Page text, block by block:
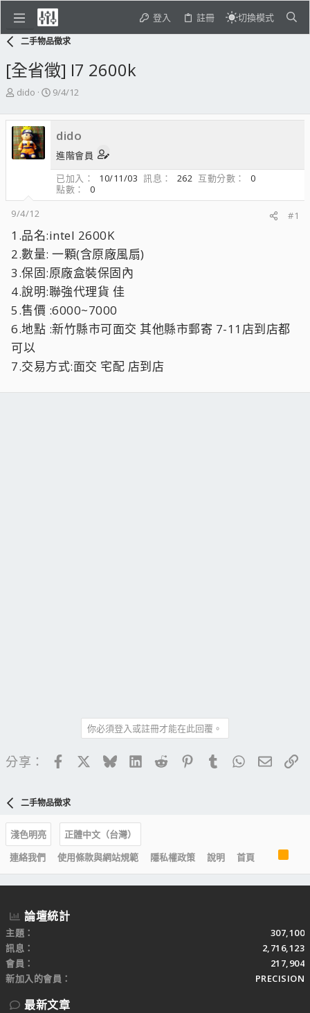
登入 註冊 切換模式
二手物品徵求
[全省徵] I7 2600k
主
發
起
人
dido
開
日
期
9/4/12
dido
進階會員
已加入
10/11/03 訊息 262 互動分數
0
點數
0
9/4/12
#1
1.品名:intel 2600K
2.數量: 一顆(含原廠風扇)
3.保固:原廠盒裝保固內
4.說明:聯強代理貨 佳
5.售價 :6000~7000
6.地點 :新竹縣市可面交 其他縣市郵寄 7-11店到店都
可以
7.交易方式:面交 宅配 店到店
你必須登入或註冊才能在此回覆。
分享： FacebookBlueskyLinkedIn
Reddit PinterestTumblrWhatsApp
電子
二手物品徵求
淺色明亮
正體中文（台灣）
連絡我們
使用條款與網站規範 隱私權政策 說明 首頁
S
論壇統計
主題
307,100
訊息
2,716,123
會員
217,904
新加入的會員
PRECISION
最新文章